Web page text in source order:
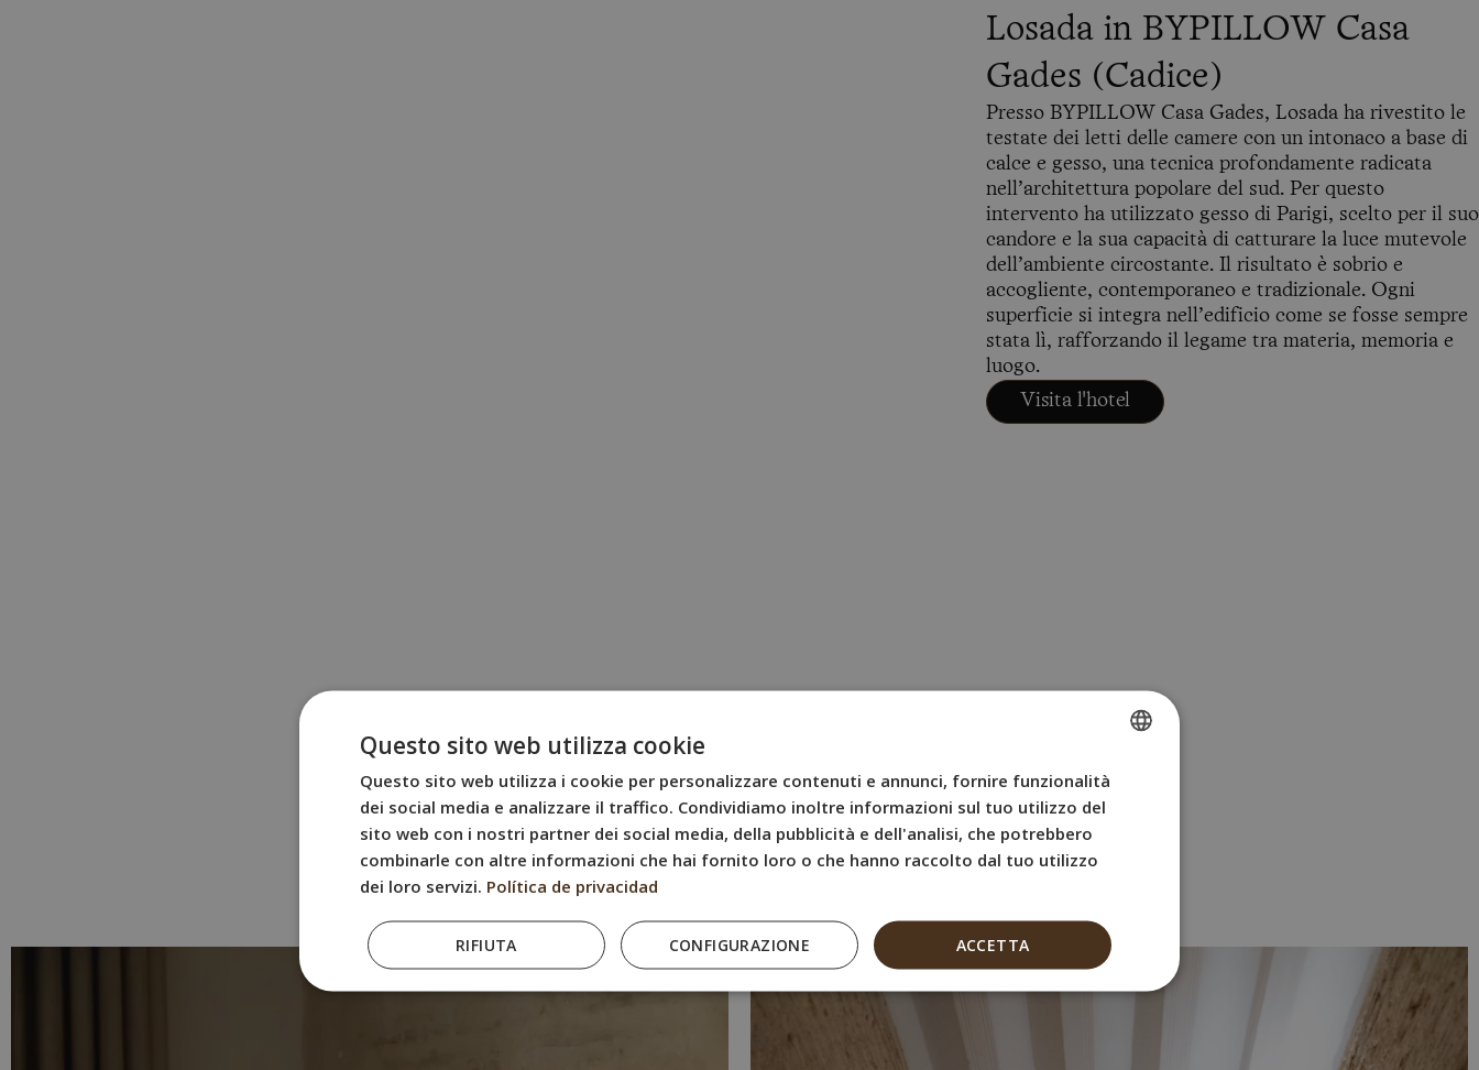
Losada in BYPILLOW Casa
Gades (Cadice)
Presso BYPILLOW Casa Gades, Losada ha rivestito le
testate dei letti delle camere con un intonaco a base di
calce e gesso, una tecnica profondamente radicata
nell’architettura popolare del sud. Per questo
intervento ha utilizzato gesso di Parigi, scelto per il suo
candore e la sua capacità di catturare la luce mutevole
dell’ambiente circostante. Il risultato è sobrio e
accogliente, contemporaneo e tradizionale. Ogni
superficie si integra nell’edificio come se fosse sempre
stata lì, rafforzando il legame tra materia, memoria e
luogo.
Visita l'hotel
SPANISH
ENGLISH
GERMAN
Questo sito web utilizza cookie
Questo sito web utilizza i cookie per personalizzare contenuti e annunci, fornire funzionalità
dei social media e analizzare il traffico. Condividiamo inoltre informazioni sul tuo utilizzo del
sito web con i nostri partner dei social media, della pubblicità e dell'analisi, che potrebbero
combinarle con altre informazioni che hai fornito loro o che hanno raccolto dal tuo utilizzo
dei loro servizi. Política de privacidad
ACCETTA
RIFIUTA CONFIGURAZIONE